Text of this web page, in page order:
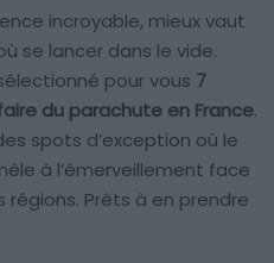
incroyable, mieux vaut
se lancer dans le vide.
pour vous 7
du parachute en France.
spots d’exception où le
à l’émerveillement face
Prêts à en prendre